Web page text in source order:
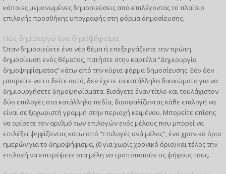
κάποιες μεμονωμένες δημοσιεύσεις από-επιλέγοντας το πλαίσιο
επιλογής προσθήκης υπογραφής στη φόρμα δημοσίευσης.
Πώς δημιουργώ ένα δημοψήφισμα;
Όταν δημοσιεύετε ένα νέο θέμα ή επεξεργάζεστε την πρώτη
δημοσίευση ενός θέματος, πατήστε στην καρτέλα “Δημιουργία
δημοψηφίσματος” κάτω από την κύρια φόρμα δημοσίευσης. Εάν δεν
μπορείτε να το δείτε αυτό, δεν έχετε τα κατάλληλα δικαιώματα για να
δημιουργήσετε δημοψηφίσματα. Εισάγετε έναν τίτλο και τουλάχιστον
δύο επιλογές στα κατάλληλα πεδία, διασφαλίζοντας κάθε επιλογή να
είναι σε ξεχωριστή γραμμή στην περιοχή κειμένου. Μπορείτε επίσης
να ορίσετε τον αριθμό των επιλογών ενός μέλους που μπορεί να
επιλέξει ψηφίζοντας κάτω από “Επιλογές ανά μέλος”, ένα χρονικό όριο
ημερών για το δημοψήφισμα, (0 για χωρίς χρονικό όριο) και τέλος την
επιλογή να επιτρέψετε στα μέλη να τροποποιούν τις ψήφους τους.